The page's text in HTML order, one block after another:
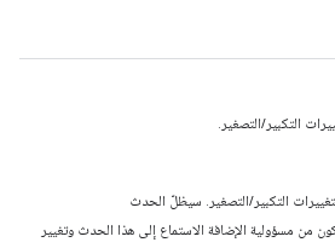
التكبير/التصغير.
لتغييرات التكبير/التصغير. سيظلّ الحدث
من مسؤولية الإضافة الاستماع إلى هذا الحدث وتغيير